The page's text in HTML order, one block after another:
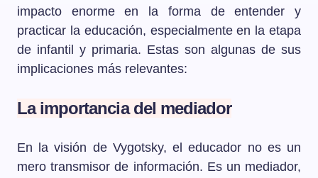
impacto enorme en la forma de entender y
practicar la educación, especialmente en la etapa
de infantil y primaria. Estas son algunas de sus
implicaciones más relevantes:
La importancia del mediador
En la visión de Vygotsky, el educador no es un
mero transmisor de información. Es un mediador,